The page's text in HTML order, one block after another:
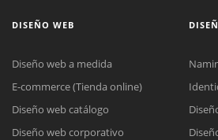
DISEÑO WEB
Diseño web a medida
E-commerce (Tienda online)
Diseño web catálogo
Diseño web corporativo